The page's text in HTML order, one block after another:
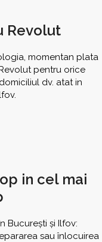
Revolut
momentan plata
pentru orice
dv. atat in
in cel mai
București și Ilfov:
sau înlocuirea